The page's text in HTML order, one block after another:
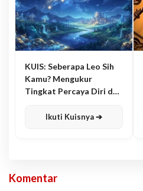
KUIS: Seberapa Leo Sih
Kamu? Mengukur
Tingkat Percaya Diri dan
Ikuti Kuisnya ➔
Komentar